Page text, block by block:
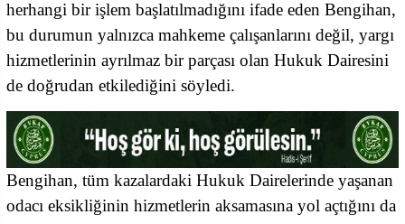
herhangi bir işlem başlatılmadığını ifade eden Bengihan,
bu durumun yalnızca mahkeme çalışanlarını değil, yargı
hizmetlerinin ayrılmaz bir parçası olan Hukuk Dairesini
de doğrudan etkilediğini söyledi.
Bengihan, tüm kazalardaki Hukuk Dairelerinde yaşanan
odacı eksikliğinin hizmetlerin aksamasına yol açtığını da